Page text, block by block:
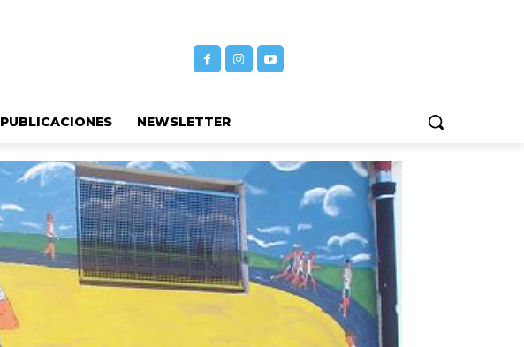
PUBLICACIONES NEWSLETTER